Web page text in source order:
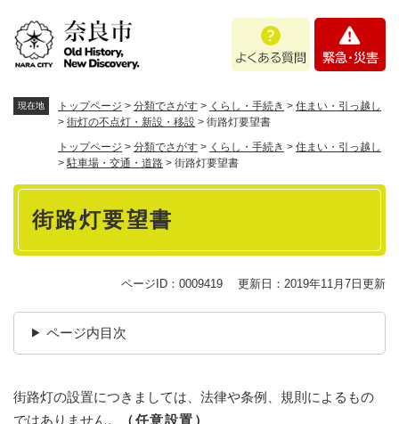
あ
問
・
現在地 トップページ > 分類でさがす > くらし・手続き > 住まい・引っ越し
> 街灯の不点灯・新設・移設 > 街路灯要望書
トップページ > 分類でさがす > くらし・手続き > 住まい・引っ越し
>駐車場・交通・道路 > 街路灯要望書
本
街路灯要望書
ページID：0009419 更新日：2019年11月7日更新
ページ内目次
街路灯の設置につきましては、法律や条例、規則によるもの
ではありません。
（任意設置）